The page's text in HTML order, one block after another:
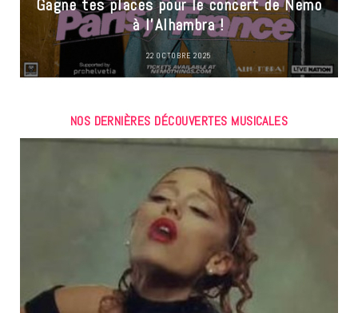
Gagne tes places pour le concert de Nemo
à l’Alhambra !
22 OCTOBRE 2025
NOS DERNIÈRES DÉCOUVERTES MUSICALES